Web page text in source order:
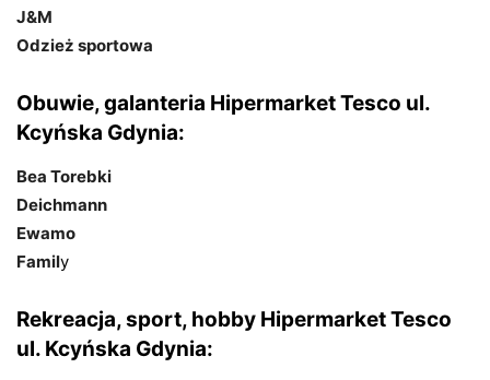
J&M
Odzież sportowa
Obuwie, galanteria Hipermarket Tesco ul.
Kcyńska Gdynia:
Bea Torebki
Deichmann
Ewamo
Family
Rekreacja, sport, hobby Hipermarket Tesco
ul. Kcyńska Gdynia: